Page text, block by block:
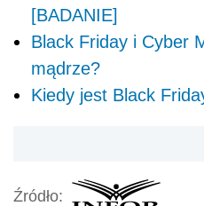
[BADANIE]
Black Friday i Cyber
mądrze?
Kiedy jest Black
Źródło: